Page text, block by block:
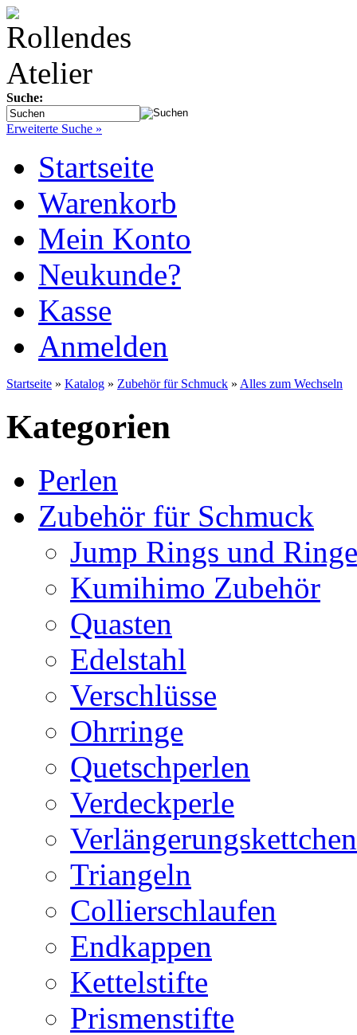
Suche:
Erweiterte Suche »
Startseite
Warenkorb
Mein Konto
Neukunde?
Kasse
Anmelden
Startseite » Katalog » Zubehör für Schmuck » Alles zum Wechseln
Kategorien
Perlen
Zubehör für Schmuck
Jump Rings und
Kumihimo Zubehör
Quasten
Edelstahl
Verschlüsse
Ohrringe
Quetschperlen
Verdeckperle
Verlängerungskettchen
Triangeln
Collierschlaufen
Endkappen
Kettelstifte
Prismenstifte